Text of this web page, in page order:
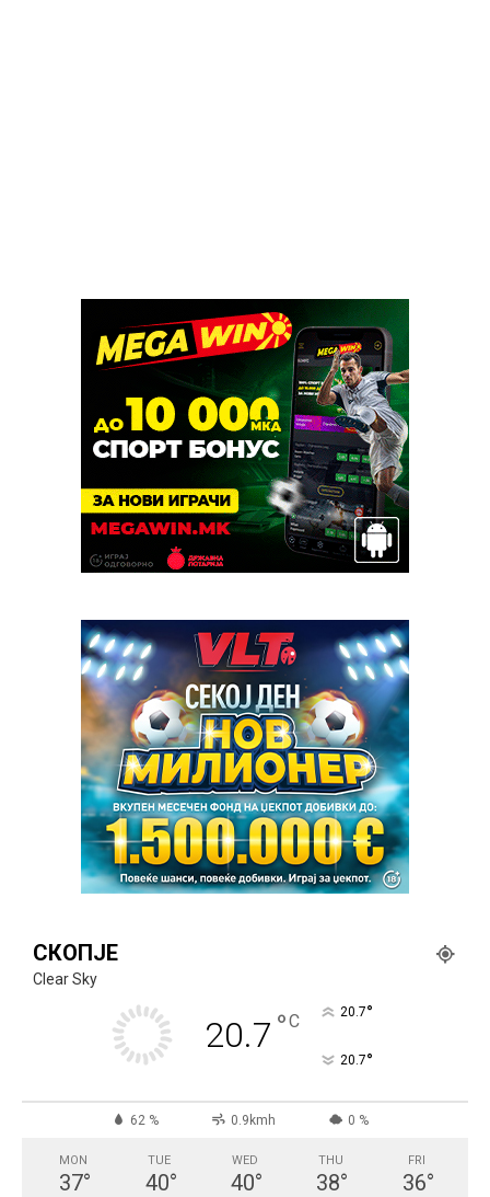
СКОПЈЕ
Clear Sky
20.7 °C 20.7°
20.7°
62 % 0.9kmh 0 %
MON
37°
TUE
40°
WED
40°
THU
38°
FRI
36°